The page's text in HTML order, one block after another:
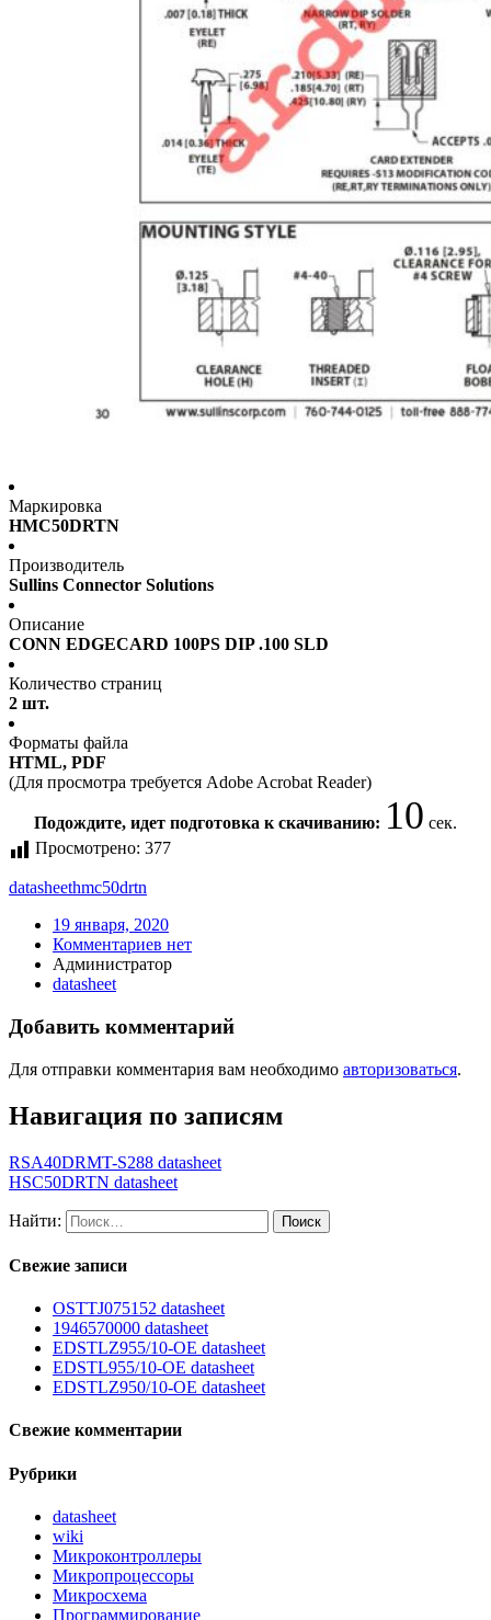
Маркировка
HMC50DRTN
Производитель
Sullins Connector Solutions
Описание
CONN EDGECARD 100PS DIP .100 SLD
Количество страниц
2 шт.
Форматы файла
HTML, PDF
(Для просмотра требуется Adobe Acrobat Reader)
Подождите, идет подготовка к скачиванию: 10 сек.
Просмотрено: 377
datasheethmc50drtn
19 января, 2020
Комментариев нет
Администратор
datasheet
Добавить комментарий
Для отправки комментария вам необходимо авторизоваться.
Навигация по записям
RSA40DRMT-S288 datasheet
HSC50DRTN datasheet
Найти:
Свежие записи
OSTTJ075152 datasheet
1946570000 datasheet
EDSTLZ955/10-OE datasheet
EDSTL955/10-OE datasheet
EDSTLZ950/10-OE datasheet
Свежие комментарии
Рубрики
datasheet
wiki
Микроконтроллеры
Микропроцессоры
Микросхема
Программирование